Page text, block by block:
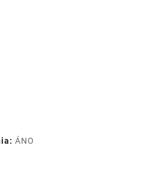
ÁNO